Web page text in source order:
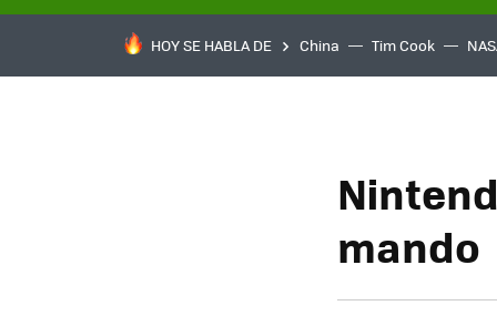
HOY SE HABLA DE China Tim Cook
mando